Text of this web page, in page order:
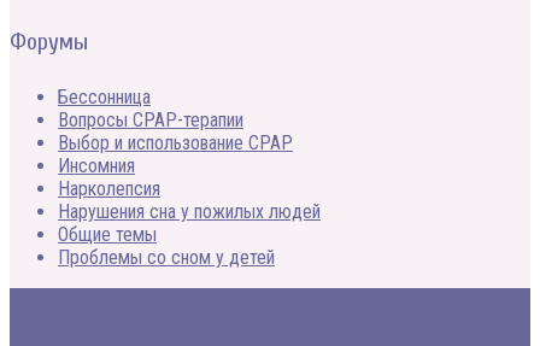
Форумы
Бессонница
Вопросы CPAP-терапии
Выбор и использование CPAP
Инсомния
Нарколепсия
Нарушения сна у пожилых людей
Общие темы
Проблемы со сном у детей